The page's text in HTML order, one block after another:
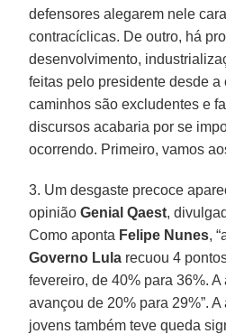
defensores alegarem nele
contracíclicas. De outro, há
desenvolvimento,
feitas pelo presidente desde a
caminhos são excludentes e
discursos acabaria por se
ocorrendo. Primeiro, vamos
3. Um desgaste precoce
opiniãoGenial Qaest,
Como aponta Felipe Nunes,
Governo Lula recuou 4
fevereiro, de 40% para 36%.
avançou de 20% para 29%”.
jovens também teve queda